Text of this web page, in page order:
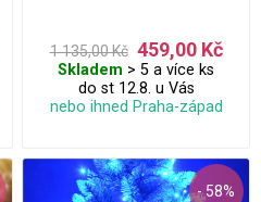
1 135,00 Kč 459,00 Kč
Skladem > 5 a více ks
do st 12.8. u Vás
nebo ihned Praha-západ
- 58%